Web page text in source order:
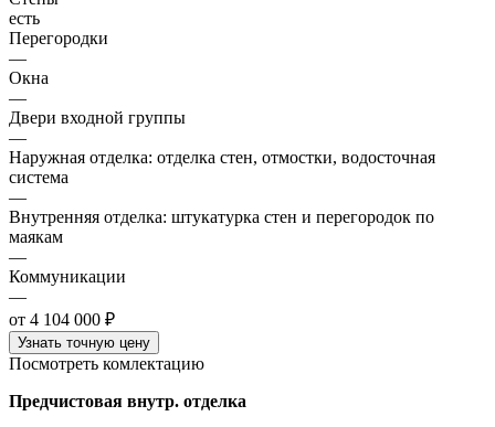
есть
Перегородки
—
Окна
—
Двери входной группы
—
Наружная отделка: отделка стен, отмостки, водосточная
система
—
Внутренняя отделка: штукатурка стен и перегородок по
маякам
—
Коммуникации
—
от 4 104 000 ₽
Узнать точную цену
Посмотреть комлектацию
Предчистовая внутр. отделка